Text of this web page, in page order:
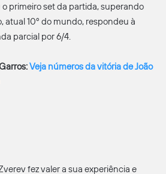
primeiro set da partida, superando
atual 10º do mundo, respondeu à
parcial por 6/4.
Veja números da vitória de João
fez valer a sua experiência e